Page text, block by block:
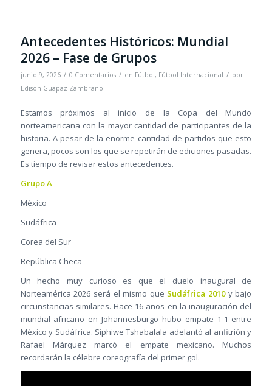
Antecedentes Históricos: Mundial
2026 – Fase de Grupos
junio 9, 2026 / 0 Comentarios / en Fútbol, Fútbol Internacional / por
Edison Guapaz Zambrano
Estamos próximos al inicio de la Copa del Mundo
norteamericana con la mayor cantidad de participantes de la
historia. A pesar de la enorme cantidad de partidos que esto
genera, pocos son los que se repetirán de ediciones pasadas.
Es tiempo de revisar estos antecedentes.
Grupo A
México
Sudáfrica
Corea del Sur
República Checa
Un hecho muy curioso es que el duelo inaugural de
Norteamérica 2026 será el mismo que Sudáfrica 2010y bajo
circunstancias similares. Hace 16 años en la inauguración del
mundial africano en Johannesburgo hubo empate 1-1 entre
México y Sudáfrica. Siphiwe Tshabalala adelantó al anfitrión y
Rafael Márquez marcó el empate mexicano. Muchos
recordarán la célebre coreografía del primer gol.